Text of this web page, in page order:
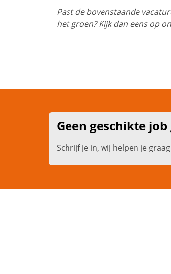
Past de bovenstaande
het groen? Kijk dan eens op
Geen geschikte
Schrijf je in, wij helpen je